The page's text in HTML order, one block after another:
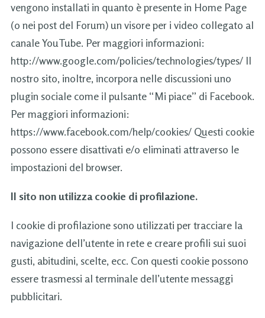
vengono installati in quanto è presente in Home Page
(o nei post del Forum) un visore per i video collegato al
canale YouTube. Per maggiori informazioni:
http://www.google.com/policies/technologies/types/ Il
nostro sito, inoltre, incorpora nelle discussioni uno
plugin sociale come il pulsante “Mi piace” di Facebook.
Per maggiori informazioni:
https://www.facebook.com/help/cookies/ Questi cookie
possono essere disattivati e/o eliminati attraverso le
impostazioni del browser.
Il sito non utilizza cookie di profilazione.
I cookie di profilazione sono utilizzati per tracciare la
navigazione dell’utente in rete e creare profili sui suoi
gusti, abitudini, scelte, ecc. Con questi cookie possono
essere trasmessi al terminale dell’utente messaggi
pubblicitari.